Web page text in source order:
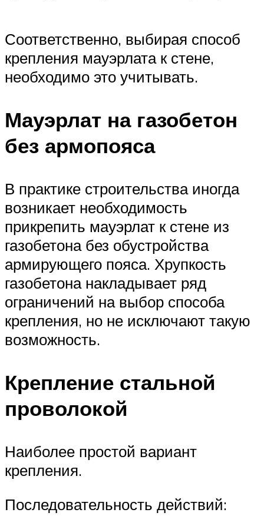
Соответственно, выбирая способ
крепления мауэрлата к стене,
необходимо это учитывать.
Мауэрлат на газобетон
без армопояса
В практике строительства иногда
возникает необходимость
прикрепить мауэрлат к стене из
газобетона без обустройства
армирующего пояса. Хрупкость
газобетона накладывает ряд
ограничений на выбор способа
крепления, но не исключают такую
возможность.
Крепление стальной
проволокой
Наиболее простой вариант
крепления.
Последовательность действий: